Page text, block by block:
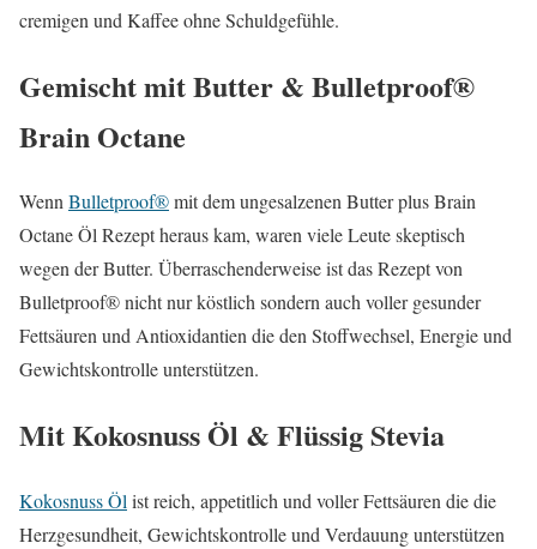
cremigen und Kaffee ohne Schuldgefühle.
Gemischt mit Butter & Bulletproof®
Brain Octane
WennBulletproof®mit dem ungesalzenen Butter plus Brain
Octane Öl Rezept heraus kam, waren viele Leute skeptisch
wegen der Butter. Überraschenderweise ist das Rezept von
Bulletproof® nicht nur köstlich sondern auch voller gesunder
Fettsäuren und Antioxidantien die den Stoffwechsel, Energie und
Gewichtskontrolle unterstützen.
Mit Kokosnuss Öl & Flüssig Stevia
Kokosnuss Ölist reich, appetitlich und voller Fettsäuren die die
Herzgesundheit, Gewichtskontrolle und Verdauung unterstützen